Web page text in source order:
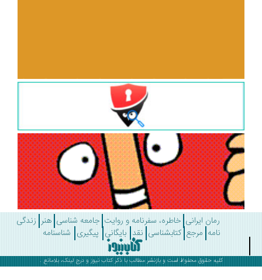
رمان ایرانی خاطره، سفرنامه و روایت جامعه شناسی هنر زندگی
مرجع کتابشناسی نقد بایگانی پیگیری شناسنامه
کلیه حقوق محفوظ است و بازنشر مطالب با ذکرکتاب نیوز و درج لینک، بلامانع .